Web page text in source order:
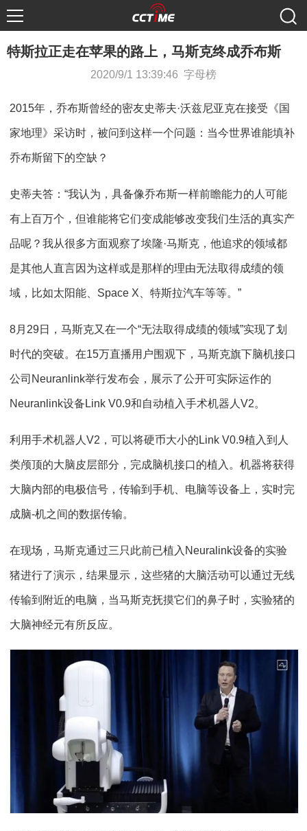
特斯拉正走在苹果的路上，马斯克终成乔布斯
2020/9/1 13:39:46 字母榜
2015年，乔布斯曾经的密友史蒂夫·沃兹尼亚克在接受《国
家地理》采访时，被问到这样一个问题：当今世界谁能填补
乔布斯留下的空缺？
史蒂夫答：“我认为，具备像乔布斯一样前瞻能力的人可能
有上百万个，但谁能将它们变成能够改变我们生活的真实产
品呢？我从很多方面观察了埃隆·马斯克，他追求的领域都
是其他人直言因为这样或是那样的理由无法取得成绩的领
域，比如太阳能、Space X、特斯拉汽车等等。”
8月29日，马斯克又在一个“无法取得成绩的领域”实现了划
时代的突破。在15万直播用户围观下，马斯克旗下脑机接口
公司Neuranlink举行发布会，展示了公开可实际运作的
Neuranlink设备Link V0.9和自动植入手术机器人V2。
利用手术机器人V2，可以将硬币大小的Link V0.9植入到人
类颅顶的大脑皮层部分，完成脑机接口的植入。机器将获得
大脑内部的电极信号，传输到手机、电脑等设备上，实时完
成脑-机之间的数据传输。
在现场，马斯克通过三只此前已植入Neuralink设备的实验
猪进行了演示，结果显示，这些猪的大脑活动可以通过无线
传输到附近的电脑，当马斯克抚摸它们的鼻子时，实验猪的
大脑神经元有所反应。